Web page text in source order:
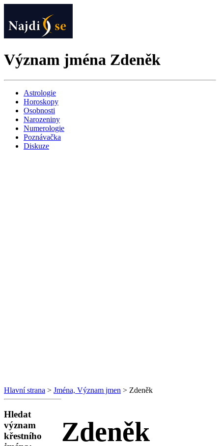
Význam jména Zdeněk
Astrologie
Horoskopy
Osobnosti
Narozeniny
Numerologie
Poznávačka
Diskuze
Hlavní strana > Jména, Význam jmen > Zdeněk
Zdeněk
Hledat
význam
křestního